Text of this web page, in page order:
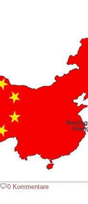
0 Kommentare